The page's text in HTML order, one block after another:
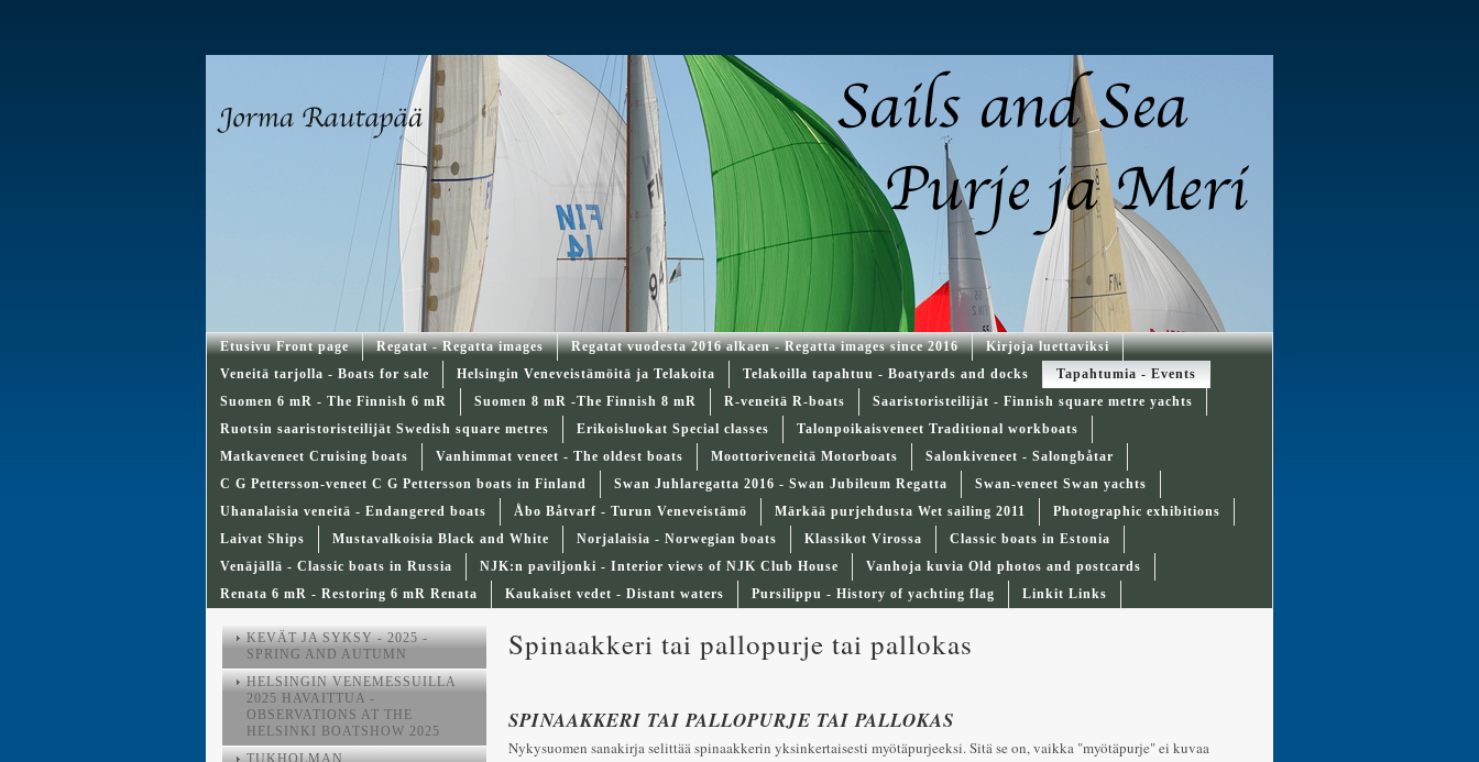
Etusivu Front page Regatat - Regatta images Regatat vuodesta 2016 alkaen - Regatta images since 2016
Kirjoja luettaviksi
Veneitä tarjolla - Boats for sale
Helsingin Veneveistämöitä ja Telakoita Telakoilla tapahtuu - Boatyards and docks
Tapahtumia - Events
Suomen 6 mR - The Finnish 6 mR
Suomen 8 mR -The Finnish 8 mR R-veneitä R-boats
Saaristoristeilijät - Finnish square metre yachts
Ruotsin saaristoristeilijät Swedish square metres
Erikoisluokat Special classes
Talonpoikaisveneet Traditional workboats
Matkaveneet Cruising boats
Vanhimmat veneet - The oldest boats Moottoriveneitä Motorboats
Salonkiveneet - Salongbåtar
C G Pettersson-veneet C G Pettersson boats in Finland
Swan Juhlaregatta 2016 - Swan Jubileum Regatta
Swan-veneet Swan yachts
Uhanalaisia veneitä - Endangered boats
Åbo Båtvarf - Turun Veneveistämö Märkää purjehdusta Wet sailing 2011
Photographic exhibitions
Laivat Ships
Mustavalkoisia Black and White Norjalaisia - Norwegian boats Klassikot Virossa
Classic boats in Estonia
Venäjällä - Classic boats in Russia
NJK:n paviljonki - Interior views of NJK Club House
Vanhoja kuvia Old photos and postcards
Renata 6 mR - Restoring 6 mR Renata
Kaukaiset vedet - Distant waters Pursilippu - History of yachting flag Linkit Links
Spinaakkeri tai pallopurje tai pallokas
SPINAAKKERI TAI PALLOPURJE TAI PALLOKAS
Nykysuomen sanakirja selittää spinaakkerin yksinkertaisesti myötäpurjeeksi. Sitä se on, vaikka "myötäpurje" ei kuvaa
KEVÄT JA SYKSY - 2025 -
SPRING AND AUTUMN
HELSINGIN VENEMESSUILLA
2025 HAVAITTUA -
OBSERVATIONS AT THE
HELSINKI BOATSHOW 2025
TUKHOLMAN